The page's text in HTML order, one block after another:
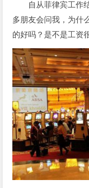
自从菲律宾工作
多朋友会问我，为什
的好吗？是不是工资